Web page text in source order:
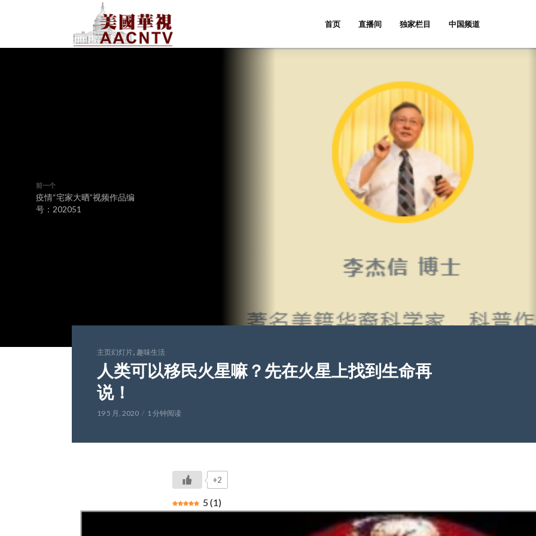
首页 直播间 独家栏目 中国频道
前一个
疫情“宅家大晒”视频作品编
号：202051
主页幻灯片, 趣味生活
人类可以移民火星嘛？先在火星上找到生命再
说！
19 5 月, 2020 1 分钟阅读
+2
5(1)